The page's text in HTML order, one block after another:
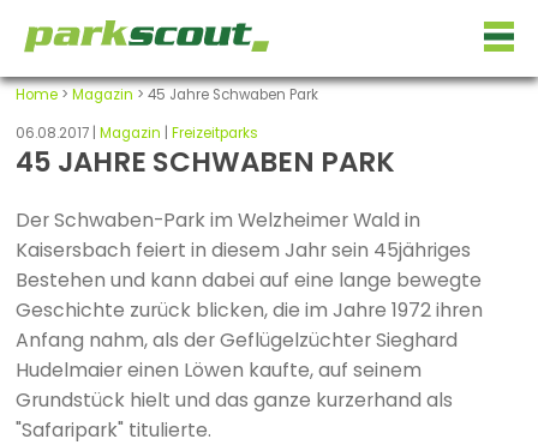
Home> Magazin > 45 Jahre Schwaben Park
06.08.2017 | Magazin Freizeitparks
45 JAHRE SCHWABEN PARK
Der Schwaben-Park im Welzheimer Wald in
Kaisersbach feiert in diesem Jahr sein 45jähriges
Bestehen und kann dabei auf eine lange bewegte
Geschichte zurück blicken, die im Jahre 1972 ihren
Anfang nahm, als der Geflügelzüchter Sieghard
Hudelmaier einen Löwen kaufte, auf seinem
Grundstück hielt und das ganze kurzerhand als
"Safaripark" titulierte.